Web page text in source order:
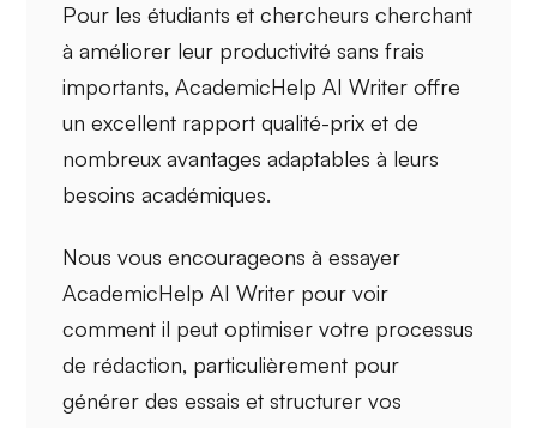
Pour lesétudiants etchercheurs cherchant
à améliorer leur productivité sans frais
importants, AcademicHelp AI Writer offre
unexcellent rapport qualité-prix et de
nombreux avantages adaptables à leurs
besoins académiques.
Nous vous encourageons à essayer
AcademicHelp AI Writer pour voir
comment il peut optimiser votre processus
de rédaction, particulièrement pour
générer des essais et structurer vos